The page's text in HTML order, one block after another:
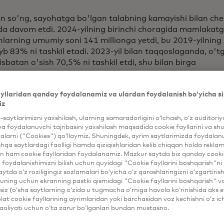
so'ng, sayohatga bo'lgan talabning kamayishi bilan
davom etdi. 2024-yilning birinchi choragida
umumiy soni 141 millionga yetdi, bu 2019-yilning
83% ni tashkil etadi. 2023-yil bilan taqqoslaganda,
o'sish 70,5% ni tashkil etdi, shu bilan birga
hududlari, Makao maxsus hududlari va Tayvanda
soni pandemiyadan oldingi 1-darajaning 114% ga yetdi
sezilarli tiklanish sur'atini ko'rsatmoqda. 2024-
o'rtacha kunlik kirish va chiqish umumiy hajmi
davriga nisbatan yuqori bo'ldi, bu shubhasiz Xitoy
sayohat bozoriga bo'lgan ishonchning ortishidan
qanday foydalanamiz va ulardan foydalanish bo‘yicha
saytlarimizni yaxshilash, ularning samaradorligini o‘lchash, o‘z
foydalanuvchi tajribasini yaxshilash maqsadida cookie fayllarini va
("Cookies") qo‘llaymiz. Shuningdek, ayrim saytlarimizda
saytlardagi faolligi hamda qiziqishlaridan kelib chiqqan holda
ham cookie fayllaridan foydalanamiz. Mazkur saytda biz qanday
foydalanishimizni bilish uchun quyidagi "Cookie fayllarini boshqarish"ni
o‘z roziligingiz sozlamalari bo‘yicha o‘z qarashlaringizni
uchun ekranning pastki qismidagi "Cookie fayllarini boshqarish"
(o‘sha saytlarning o‘zida u tugmacha o‘rniga havola ko‘rinishida aks
cookie fayllarining ayrimlaridan yoki barchasidan voz kechishni o‘z
uchun o‘ta zarur bo‘lganlari bundan mustasno.